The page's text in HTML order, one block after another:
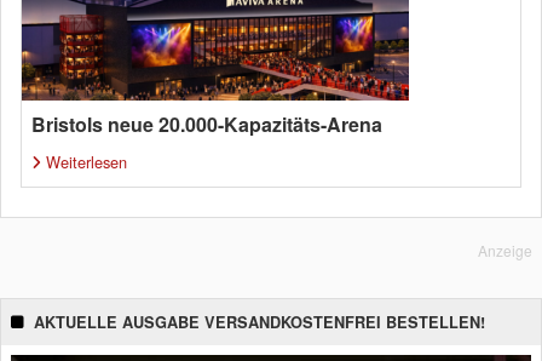
Bristols neue 20.000-Kapazitäts-Arena
Weiterlesen
Anzeige
AKTUELLE AUSGABE VERSANDKOSTENFREI BESTELLEN!